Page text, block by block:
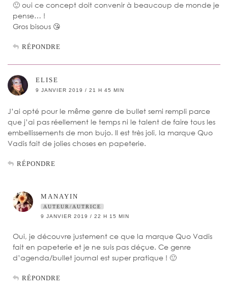
🙂 oui ce concept doit convenir à beaucoup de monde je
pense… !
Gros bisous 😘
RÉPONDRE
ELISE
9 JANVIER 2019 / 21 H 45 MIN
J’ai opté pour le même genre de bullet semi rempli parce
que j’ai pas réellement le temps ni le talent de faire tous les
embellissements de mon bujo. Il est très joli, la marque Quo
Vadis fait de jolies choses en papeterie.
RÉPONDRE
MANAYIN
AUTEUR/AUTRICE
9 JANVIER 2019 / 22 H 15 MIN
Oui, je découvre justement ce que la marque Quo Vadis
fait en papeterie et je ne suis pas déçue. Ce genre
d’agenda/bullet journal est super pratique ! 🙂
RÉPONDRE